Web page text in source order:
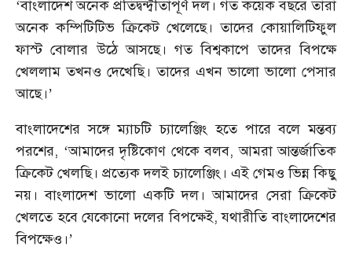
‘বাংলাদেশ অনেক প্রতিদ্বন্দ্বীতাপূর্ণ দল। গত কয়েক বছরে তারা
অনেক কম্পিটিটিভ ক্রিকেট খেলেছে। তাদের কোয়ালিটিফুল
ফাস্ট বোলার উঠে আসছে। গত বিশ্বকাপে তাদের বিপক্ষে
খেললাম তখনও দেখেছি। তাদের এখন ভালো ভালো পেসার
আছে।’
বাংলাদেশের সঙ্গে ম্যাচটি চ্যালেঞ্জিং হতে পারে বলে মন্তব্য
পরশের, ‘আমাদের দৃষ্টিকোণ থেকে বলব, আমরা আন্তর্জাতিক
ক্রিকেট খেলছি। প্রত্যেক দলই চ্যালেঞ্জিং। এই গেমও ভিন্ন কিছু
নয়। বাংলাদেশ ভালো একটি দল। আমাদের সেরা ক্রিকেট
খেলতে হবে যেকোনো দলের বিপক্ষেই, যথারীতি বাংলাদেশের
বিপক্ষেও।’